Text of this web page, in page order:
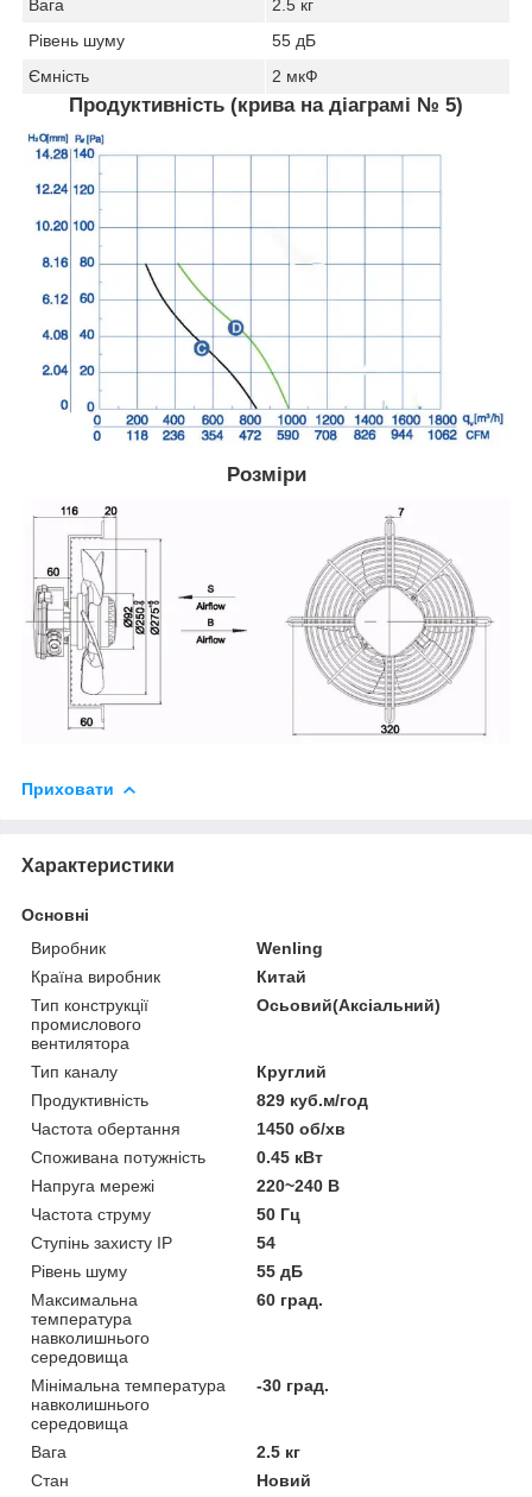
Вага
2.5 кг
Рівень шуму
55 дБ
Ємність
2 мкФ
Продуктивність (крива на діаграмі № 5)
Розміри
Приховати
Характеристики
Основні
Виробник
Wenling
Країна виробник
Китай
Тип конструкції
промислового
вентилятора
Осьовий(Аксіальний)
Тип каналу
Круглий
Продуктивність
829 куб.м/год
Частота обертання
1450 об/хв
Споживана потужність
0.45 кВт
Напруга мережі
220~240 В
Частота струму
50 Гц
Ступінь захисту IP
54
Рівень шуму
55 дБ
Максимальна
температура
навколишнього
середовища
60 град.
Мінімальна температура
навколишнього
середовища
-30 град.
Вага
2.5 кг
Стан
Новий